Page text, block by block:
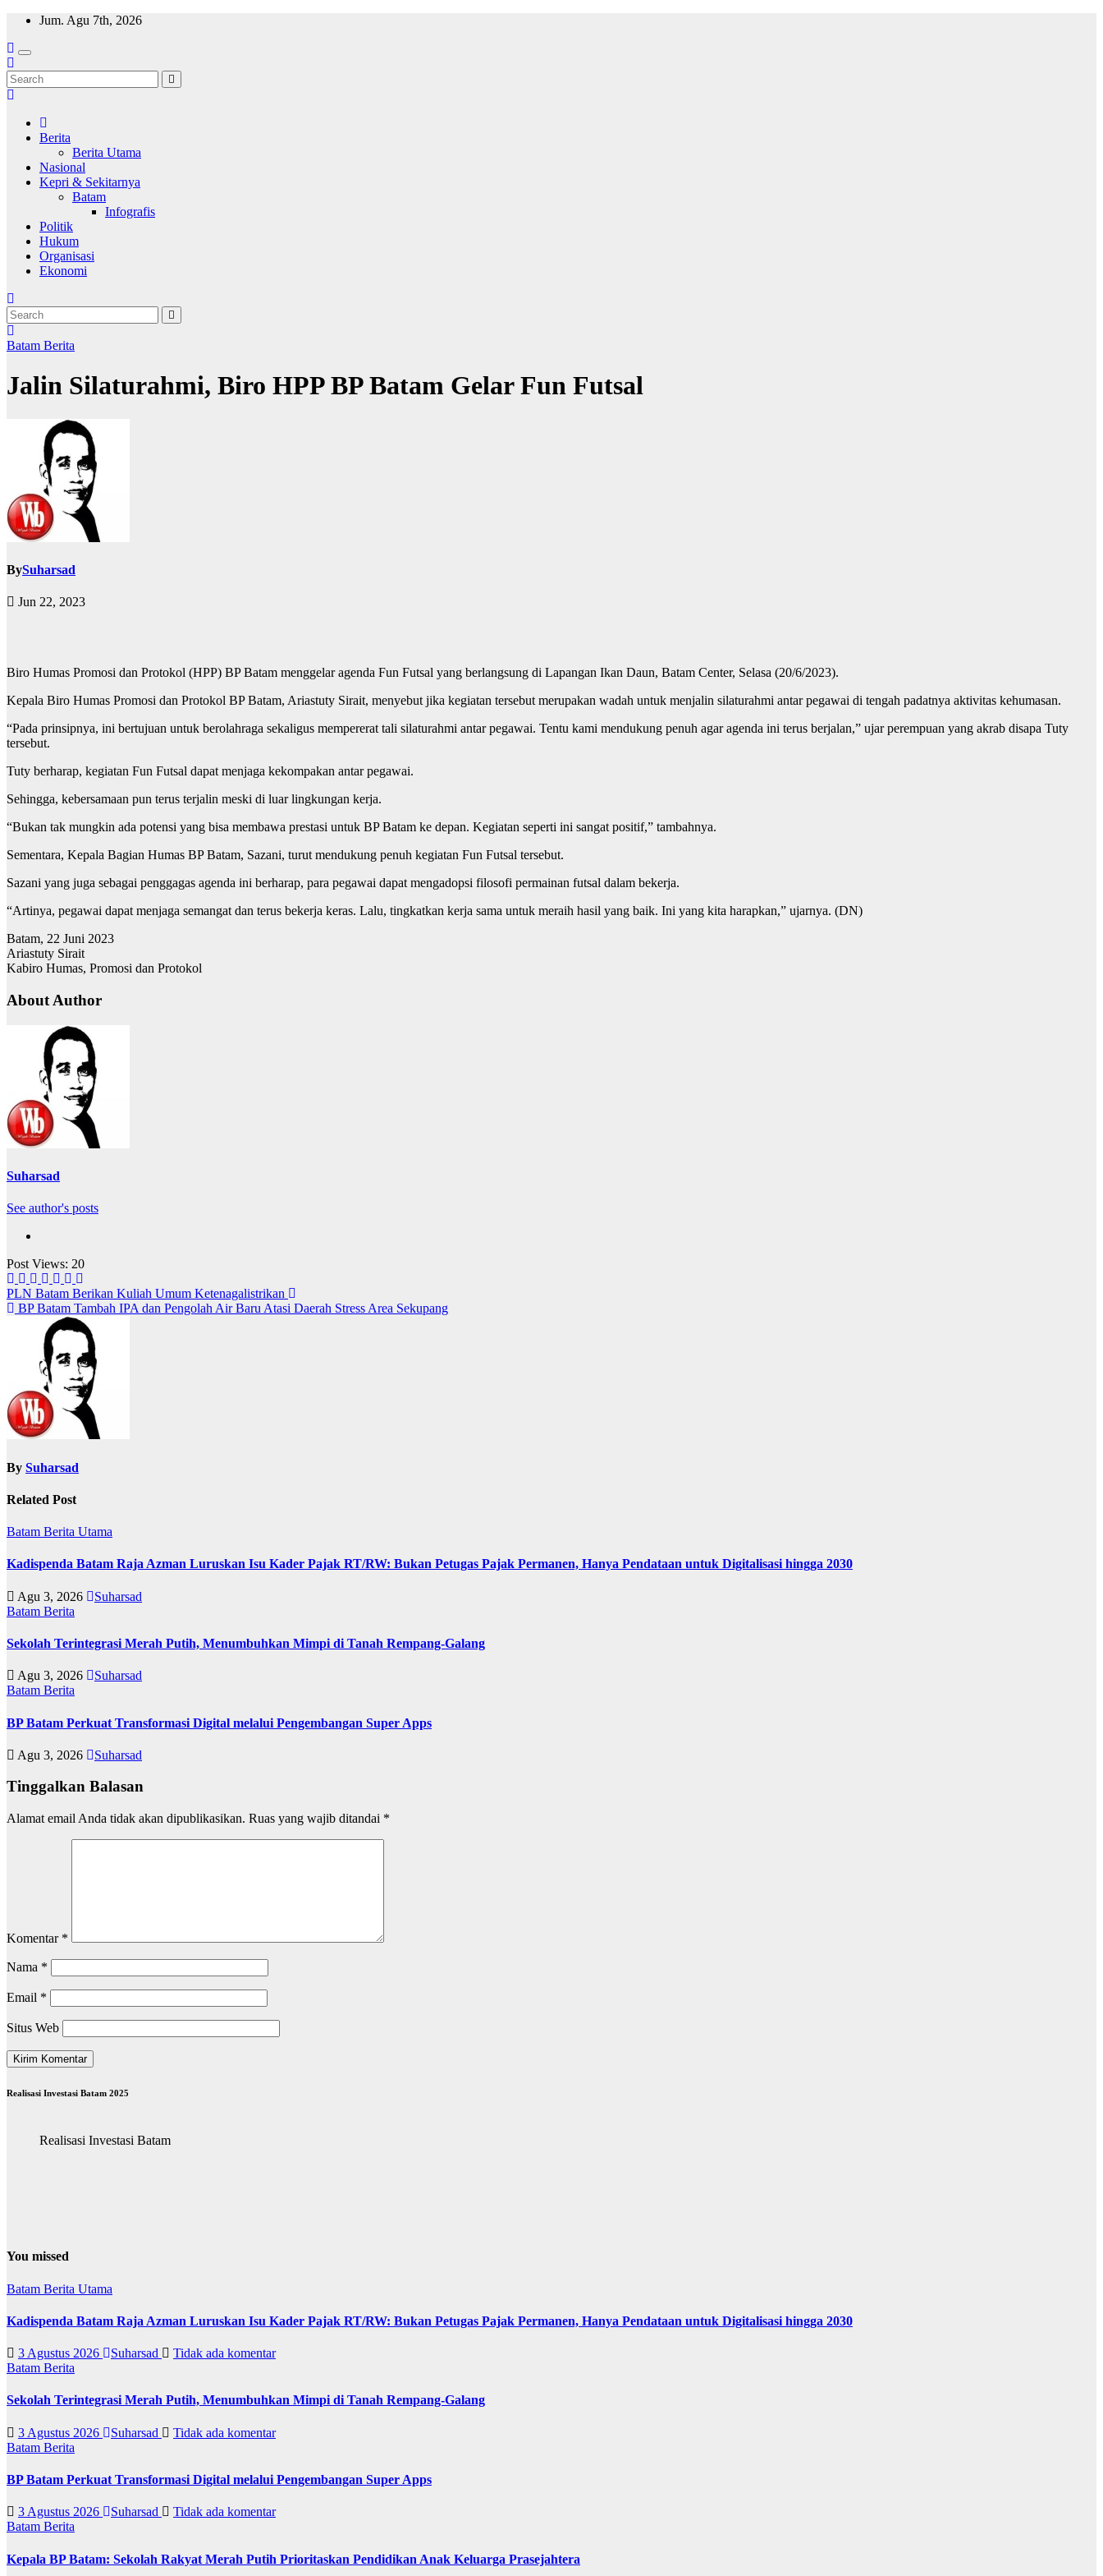
Skip
content
Jum. Agu 7th, 2026
Wajah Batam
CCTV nya kota Batam
Berita
Berita Utama
Nasional
Kepri & Sekitarnya
Batam
Infografis
Politik
Hukum
Organisasi
Ekonomi
Batam Berita
Jalin Silaturahmi, Biro HPP BP Batam Gelar Fun Futsal
BySuharsad
Jun 22, 2023
Biro Humas Promosi dan Protokol (HPP) BP Batam menggelar agenda Fun Futsal yang berlangsung di Lapangan Ikan Daun, Batam Center, Selasa (20/6/2023).
Kepala Biro Humas Promosi dan Protokol BP Batam, Ariastuty Sirait, menyebut jika kegiatan tersebut merupakan wadah untuk menjalin silaturahmi antar pegawai di tengah padatnya aktivitas kehumasan.
“Pada prinsipnya, ini bertujuan untuk berolahraga sekaligus mempererat tali silaturahmi antar pegawai. Tentu kami mendukung penuh agar agenda ini terus berjalan,” ujar perempuan yang akrab disapa Tuty
tersebut.
Tuty berharap, kegiatan Fun Futsal dapat menjaga kekompakan antar pegawai.
Sehingga, kebersamaan pun terus terjalin meski di luar lingkungan kerja.
“Bukan tak mungkin ada potensi yang bisa membawa prestasi untuk BP Batam ke depan. Kegiatan seperti ini sangat positif,” tambahnya.
Sementara, Kepala Bagian Humas BP Batam, Sazani, turut mendukung penuh kegiatan Fun Futsal tersebut.
Sazani yang juga sebagai penggagas agenda ini berharap, para pegawai dapat mengadopsi filosofi permainan futsal dalam bekerja.
“Artinya, pegawai dapat menjaga semangat dan terus bekerja keras. Lalu, tingkatkan kerja sama untuk meraih hasil yang baik. Ini yang kita harapkan,” ujarnya. (DN)
Batam, 22 Juni 2023
Ariastuty Sirait
Kabiro Humas, Promosi dan Protokol
About Author
Suharsad
See author's posts
Post Views: 20
Navigasi
pos
PLN Batam Berikan Kuliah Umum Ketenagalistrikan
BP Batam Tambah IPA dan Pengolah Air Baru Atasi Daerah Stress Area Sekupang
By Suharsad
Related Post
Batam Berita Utama
Kadispenda Batam Raja Azman Luruskan Isu Kader Pajak RT/RW: Bukan Petugas Pajak Permanen, Hanya Pendataan untuk Digitalisasi hingga 2030
Agu 3, 2026
Suharsad
Batam Berita
Sekolah Terintegrasi Merah Putih, Menumbuhkan Mimpi di Tanah Rempang-Galang
Agu 3, 2026
Suharsad
Batam Berita
BP Batam Perkuat Transformasi Digital melalui Pengembangan Super Apps
Agu 3, 2026 Suharsad
Tinggalkan Balasan
Alamat email Anda tidak akan dipublikasikan. Ruas yang wajib ditandai *
Komentar *
Nama *
Email *
Situs Web
Realisasi Investasi Batam 2025
Realisasi Investasi Batam
You missed
Batam Berita Utama
Kadispenda Batam Raja Azman Luruskan Isu Kader Pajak RT/RW: Bukan Petugas Pajak Permanen, Hanya Pendataan untuk Digitalisasi hingga 2030
3 Agustus 2026 Suharsad
Tidak ada komentar
Batam Berita
Sekolah Terintegrasi Merah Putih, Menumbuhkan Mimpi di Tanah Rempang-Galang
3 Agustus 2026 Suharsad
Tidak ada komentar
Batam Berita
BP Batam Perkuat Transformasi Digital melalui Pengembangan Super Apps
3 Agustus 2026 Suharsad
Tidak ada komentar
Batam Berita
Kepala BP Batam: Sekolah Rakyat Merah Putih Prioritaskan Pendidikan Anak Keluarga Prasejahtera